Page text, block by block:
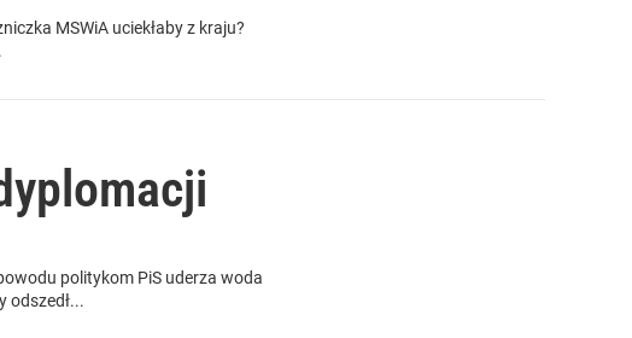
MSWiA uciekłaby z kraju?
politykom PiS uderza woda
odszedł...